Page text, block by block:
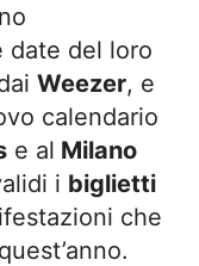
date del loro
Weezer, e
calendario
e al Milano
i biglietti
che